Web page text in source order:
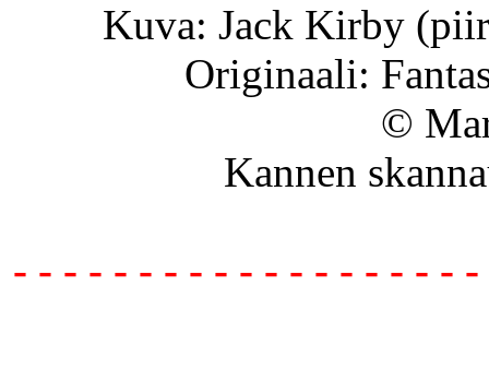
Kuva: Jack Kirby
Originaali:
©
Kannen
- - - - - - - - - - - - - - - - - -